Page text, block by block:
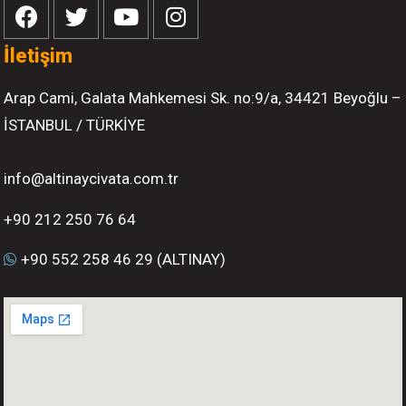
İletişim
Arap Cami, Galata Mahkemesi Sk. no:9/a, 34421 Beyoğlu –
İSTANBUL / TÜRKİYE
info@altinaycivata.com.tr
+90 212 250 76 64
+90 552 258 46 29 (ALTINAY)